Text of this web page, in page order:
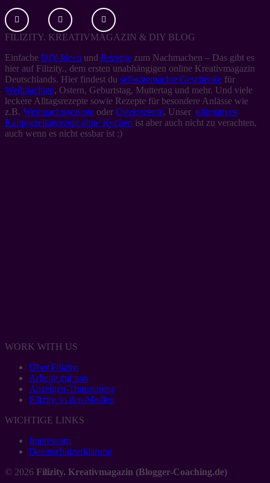
FILIZITY. KREATIVMAGAZIN & DIY BLOG
Einfache DIY-Ideen und Rezepte zum Nachmachen – Das gibt es
hier auf Filizity., dem ersten unabhängigen online Kreativmagazin
Deutschlands. Hier findest du selbstgemachte Geschenke für
Weihnachten, Ostern, Geburtstag, Muttertag und mehr. Und viele
leckere Alltagsrezepte sowie Rezepte für besondere Anlässe wie
z.B. Weihnachtsrezepte oder Osterrezepte. Unser ultimatives
Kaltporzellanrezept ohne Kochen ist aber auch nicht zu verachten,
auch wenn es nicht essbar ist ;)
WORK WITH US
Über Filizity.
Arbeite mit uns
Anzeigen-Transparenz
Filizity. in den Medien
WICHTIGE LINKS
Impressum
Datenschutzerklärung
© 2026 Filizity. Kreativmagazin (Blogger-Coaching.de)